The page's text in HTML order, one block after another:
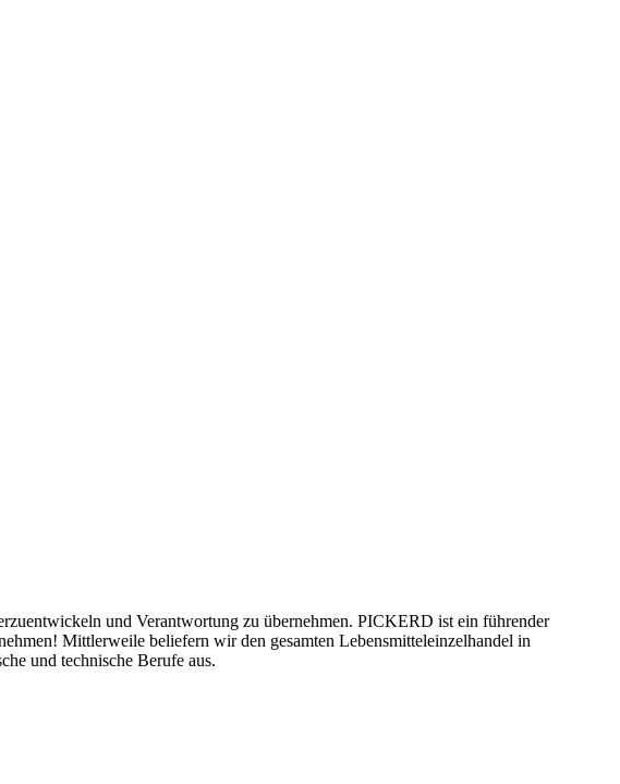
und Verantwortung zu übernehmen. PICKERD ist ein führender
Mittlerweile beliefern wir den gesamten Lebensmitteleinzelhandel in
und technische Berufe aus.